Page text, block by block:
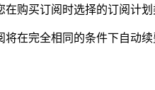
购买订阅时选择的订阅计
在完全相同的条件下自动续